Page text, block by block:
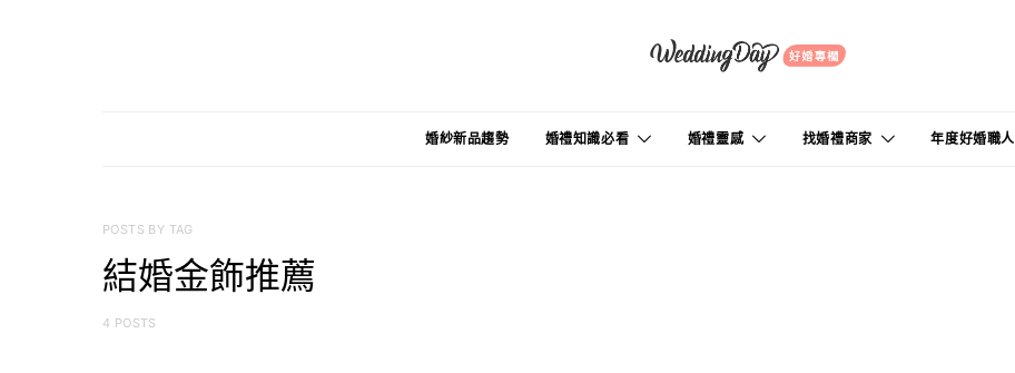
婚紗新品趨勢 婚禮知識必看 婚禮靈感 找婚禮商家 年度好婚職人
POSTS BY TAG
結婚金飾推薦
4 POSTS